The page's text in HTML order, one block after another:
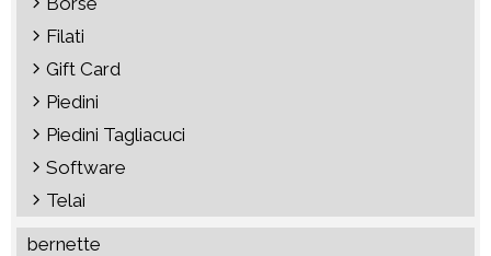
Filati
Gift Card
Piedini
Piedini Tagliacuci
Software
Telai
bernette